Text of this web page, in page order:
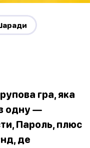
гра, яка
в одну —
Пароль, плюс
де